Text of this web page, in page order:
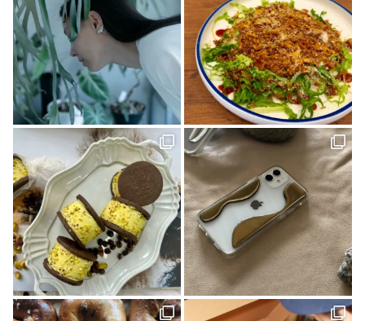
食堂(1)
ぼくらの松山グルメ(1) アウトドア(4) くま(1)
宇和島(2)
マチボンJOURNAL(20)
スポット(1) 狩猟(3)
和×モダン(1)
暮らし探訪日記(2)
ポケットモンスター(1) 見学会(1)
VOL.08(1)
Marriage CAMP(2)
ラーメン(1) 食堂ノスタルジー(1)
グルメ(7)
キャンプ(8)
久万(1) 久万高原(1) メディカルレポート(2)
松野町(3)
道後の地酒(1)
ホワイトニング(1) アップサイクルな家(1)
ガチャ(1)
個展(6)
しまなみ海道(1) VOL.11(6) 愛媛(14) パン(4)
バー(1)
久万郷(1) 南国(1)
愛媛のイイモノを探しに(1)
四国西南地域(2)
エフマルシェ(1) 伊方町(2)
インテリア(1)
カレーパン(2)
VOL.07(1) 無人島キャンプ(1) クラフト(6)
カフェ(5)
創刊号(1)
マチボンvol.12(1) 自然(1) 神社(1) 大洲(1)
花と緑(1)
グッドモーニングファーム(1)
ハンター(2) ふるさと納税(1)
リメイク(1)
ポケモンカードゲーム(1)
しまなみを巡る旅(1) 見近島(1)
東温市(3)
人気ブロガー(2)
ハズミズム(2) 味な店(1)
D&DEPARTMENT(1)
きみとカイゴ(1)
湿原(1)
cocochi 藤岡萬建設 有限会社 一級建築士事務所(4)
スケジュール帳(1)
Sugomoru. 白石建設工業株式会社(1)
コラボ商品(2)
平岡 宏幸さん(1)
シンガーソングライター(1)
しまなみを巡るたび(2)